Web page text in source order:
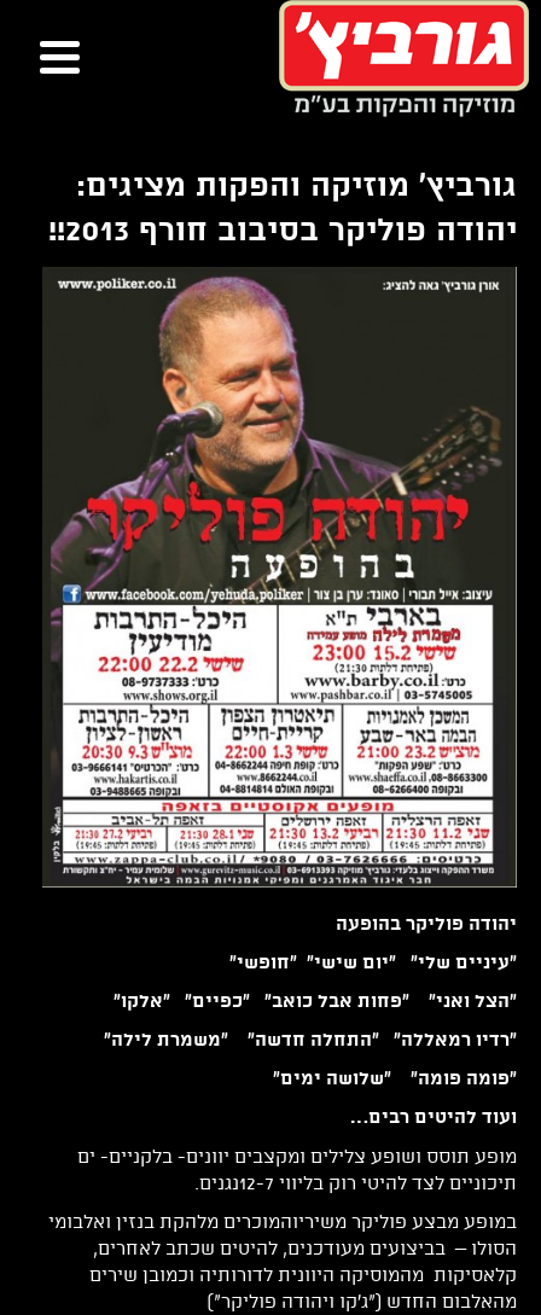
עבור
לתוכן
צור
קשר
גורביץ' מוזיקה והפקות מציגים:
יהודה פוליקר בסיבוב חורף 2013!!
יהודה פוליקר בהופעה
"עיניים שלי" "יום שישי" "חופשי"
"הצל ואני" "פחות אבל כואב" "כפיים" "אלקו"
"רדיו רמאללה" "התחלה חדשה" "משמרת לילה"
"פומה פומה" "שלושה ימים"
ועוד להיטים רבים…
מופע תוסס ושופע צלילים ומקצבים יוונים- בלקניים- ים
תיכוניים לצד להיטי רוק בליווי 12-7נגנים.
במופע מבצע פוליקר משיריוהמוכרים מלהקת בנזין ואלבומי
הסולו – בביצועים מעודכנים, להיטים שכתב לאחרים,
קלאסיקות מהמוסיקה היוונית לדורותיה וכמובן שירים
מהאלבום החדש ("ג'קו ויהודה פוליקר")